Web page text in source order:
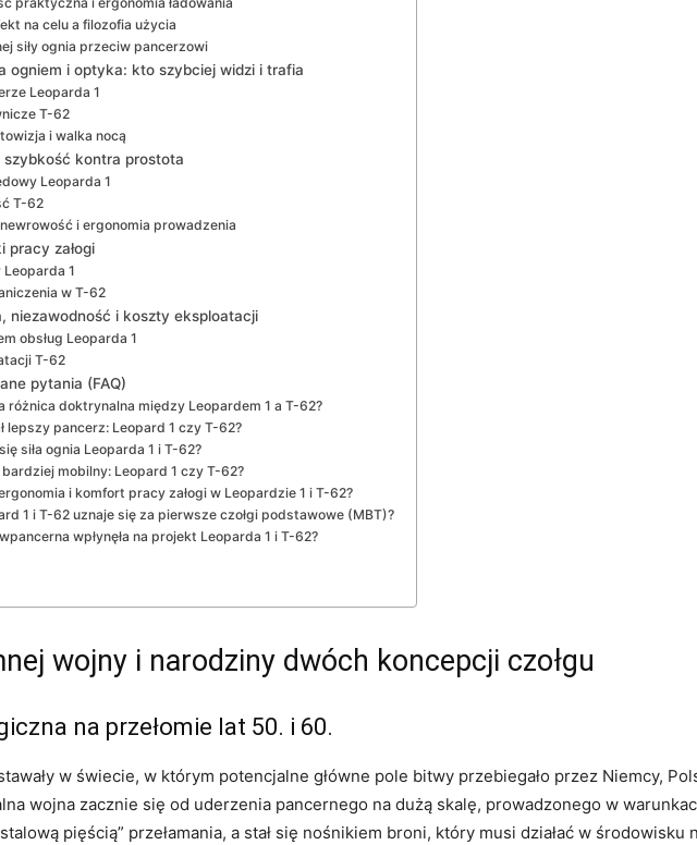
na celu a filozofia użycia
siły ognia przeciw pancerzowi
ogniem i optyka: kto szybciej widzi i trafia
Leoparda 1
T-62
i walka nocą
szybkość kontra prostota
Leoparda 1
T-62
i ergonomia prowadzenia
pracy załogi
Leoparda 1
w T-62
niezawodność i koszty eksploatacji
obsług Leoparda 1
T-62
pytania (FAQ)
różnica doktrynalna między Leopardem 1 a T-62?
lepszy pancerz: Leopard 1 czy T-62?
siła ognia Leoparda 1 i T-62?
bardziej mobilny: Leopard 1 czy T-62?
i komfort pracy załogi w Leopardzie 1 i T-62?
1 i T-62 uznaje się za pierwsze czołgi podstawowe (MBT)?
wpłynęła na projekt Leoparda 1 i T-62?
wojny i narodziny dwóch koncepcji czołgu
na przełomie lat 50. i 60.
w świecie, w którym potencjalne główne pole bitwy przebiegało przez Niemcy,
wojna zacznie się od uderzenia pancernego na dużą skalę, prowadzonego w
pięścią” przełamania, a stał się nośnikiem broni, który musi działać w środowisku